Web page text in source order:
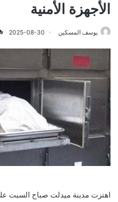
الأجهزة الأمنية
يوسف المسكين 2025-08-30
اهتزت مدينة ميدلت صباح السبت